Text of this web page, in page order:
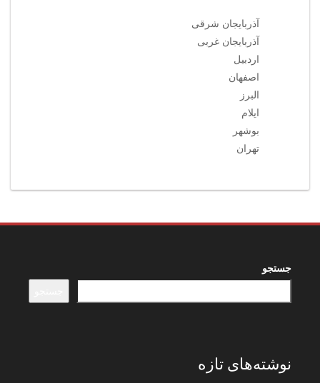
آذربایجان شرقی
آذربایجان غربی
اردبیل
اصفهان
البرز
ایلام
بوشهر
تهران
جستجو
نوشته‌های تازه